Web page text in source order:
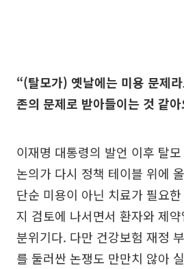
“(탈모가) 옛날에는 미용 문제
존의 문제로 받아들이는 것 같
이재명 대통령의 발언 이후 탈
논의가 다시 정책 테이블 위에
단순 미용이 아닌 치료가 필요
지 검토에 나서면서 환자와 제
분위기다. 다만 건강보험 재정
를 둘러싼 논쟁도 만만치 않아